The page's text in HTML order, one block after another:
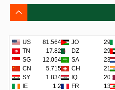
US 81.564K JO 290
TN
17.82K DZ 290
SG
12.054K SA 239
CN
5.715K CH 219
SY
1.834K IQ 200
IE
1.2K FR 137